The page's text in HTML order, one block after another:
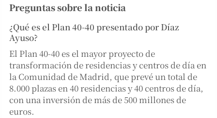
Preguntas sobre la noticia
¿Qué es el Plan 40-40 presentado por Díaz
Ayuso?
El Plan 40-40 es el mayor proyecto de
transformación de residencias y centros de día en
la Comunidad de Madrid, que prevé un total de
8.000 plazas en 40 residencias y 40 centros de día,
con una inversión de más de 500 millones de
euros.